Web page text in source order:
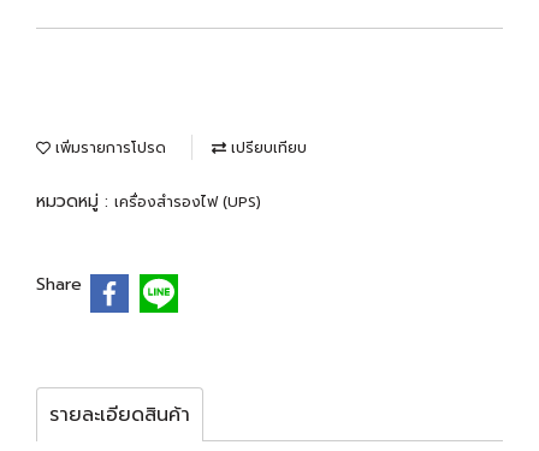
เพิ่มรายการโปรด เปรียบเทียบ
หมวดหมู่ : เครื่องสำรองไฟ (UPS)
Share
รายละเอียดสินค้า